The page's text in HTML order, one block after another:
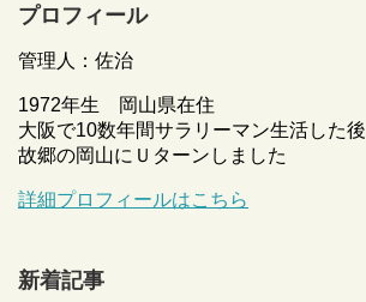
プロフィール
管理人：佐治
1972年生 岡山県在住
大阪で10数年間サラリーマン生活した後
故郷の岡山にＵターンしました
詳細プロフィールはこちら
新着記事